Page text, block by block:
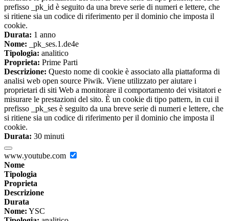
prefisso _pk_id è seguito da una breve serie di numeri e lettere, che
si ritiene sia un codice di riferimento per il dominio che imposta il
cookie.
Durata: 1 anno
Nome: _pk_ses.1.de4e
Tipologia: analitico
Proprieta: Prime Parti
Descrizione: Questo nome di cookie è associato alla piattaforma di
analisi web open source Piwik. Viene utilizzato per aiutare i
proprietari di siti Web a monitorare il comportamento dei visitatori e
misurare le prestazioni del sito. È un cookie di tipo pattern, in cui il
prefisso _pk_ses è seguito da una breve serie di numeri e lettere, che
si ritiene sia un codice di riferimento per il dominio che imposta il
cookie.
Durata: 30 minuti
www.youtube.com
Nome
Tipologia
Proprieta
Descrizione
Durata
Nome: YSC